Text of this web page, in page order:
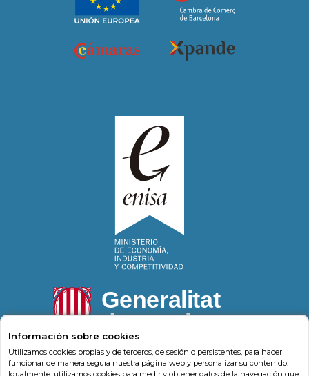
Información sobre cookies
Utilizamos cookies propias y de terceros, de sesión o persistentes, para hacer
funcionar de manera segura nuestra página web y personalizar su contenido.
Igualmente, utilizamos cookies para medir y obtener datos de la navegación que